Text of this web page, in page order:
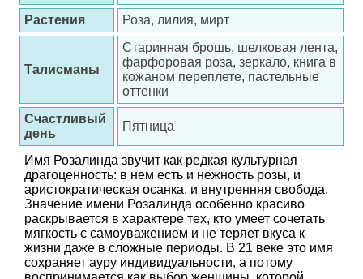
Растения
Роза, лилия, мирт
Талисманы
Старинная брошь, шелковая лента,
фарфоровая роза, зеркало, книга в
кожаном переплете, пастельные
оттенки
Счастливый
день
Пятница
Имя Розалинда звучит как редкая культурная
драгоценность: в нем есть и нежность розы, и
аристократическая осанка, и внутренняя свобода.
Значение имени Розалинда особенно красиво
раскрывается в характере тех, кто умеет сочетать
мягкость с самоуважением и не теряет вкуса к
жизни даже в сложные периоды. В 21 веке это имя
сохраняет ауру индивидуальности, а потому